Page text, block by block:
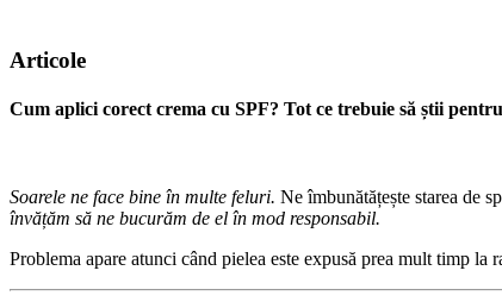
Articole
Cum aplici corect crema cu SPF? Tot ce trebuie să știi
Soarele ne face bine în multe feluri. Ne îmbunătățește starea de
învățăm să ne bucurăm de el în mod responsabil.
Problema apare atunci când pielea este expusă prea mult timp